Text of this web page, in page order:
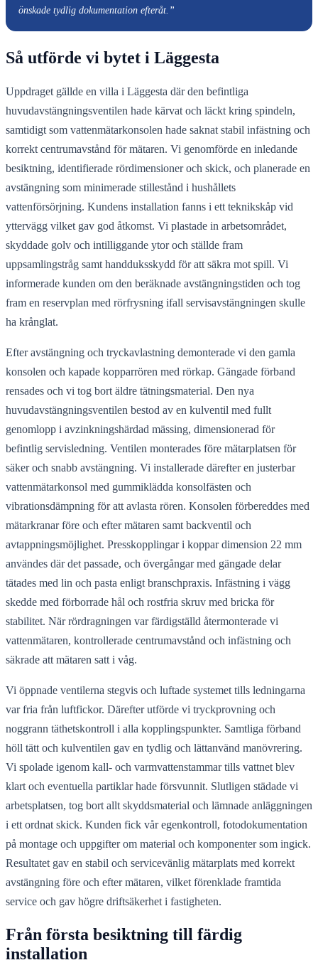
önskade tydlig dokumentation efteråt.”
Så utförde vi bytet i Läggesta
Uppdraget gällde en villa i Läggesta där den befintliga
huvudavstängningsventilen hade kärvat och läckt kring spindeln,
samtidigt som vattenmätarkonsolen hade saknat stabil infästning och
korrekt centrumavstånd för mätaren. Vi genomförde en inledande
besiktning, identifierade rördimensioner och skick, och planerade en
avstängning som minimerade stillestånd i hushållets
vattenförsörjning. Kundens installation fanns i ett teknikskåp vid
yttervägg vilket gav god åtkomst. Vi plastade in arbetsområdet,
skyddade golv och intilliggande ytor och ställde fram
uppsamlingstråg samt handduksskydd för att säkra mot spill. Vi
informerade kunden om den beräknade avstängningstiden och tog
fram en reservplan med rörfrysning ifall servisavstängningen skulle
ha krånglat.
Efter avstängning och tryckavlastning demonterade vi den gamla
konsolen och kapade kopparrören med rörkap. Gängade förband
rensades och vi tog bort äldre tätningsmaterial. Den nya
huvudavstängningsventilen bestod av en kulventil med fullt
genomlopp i avzinkningshärdad mässing, dimensionerad för
befintlig servisledning. Ventilen monterades före mätarplatsen för
säker och snabb avstängning. Vi installerade därefter en justerbar
vattenmätarkonsol med gummiklädda konsolfästen och
vibrationsdämpning för att avlasta rören. Konsolen förbereddes med
mätarkranar före och efter mätaren samt backventil och
avtappningsmöjlighet. Presskopplingar i koppar dimension 22 mm
användes där det passade, och övergångar med gängade delar
tätades med lin och pasta enligt branschpraxis. Infästning i vägg
skedde med förborrade hål och rostfria skruv med bricka för
stabilitet. När rördragningen var färdigställd återmonterade vi
vattenmätaren, kontrollerade centrumavstånd och infästning och
säkrade att mätaren satt i våg.
Vi öppnade ventilerna stegvis och luftade systemet tills ledningarna
var fria från luftfickor. Därefter utförde vi tryckprovning och
noggrann täthetskontroll i alla kopplingspunkter. Samtliga förband
höll tätt och kulventilen gav en tydlig och lättanvänd manövrering.
Vi spolade igenom kall- och varmvattenstammar tills vattnet blev
klart och eventuella partiklar hade försvunnit. Slutligen städade vi
arbetsplatsen, tog bort allt skyddsmaterial och lämnade anläggningen
i ett ordnat skick. Kunden fick vår egenkontroll, fotodokumentation
på montage och uppgifter om material och komponenter som ingick.
Resultatet gav en stabil och servicevänlig mätarplats med korrekt
avstängning före och efter mätaren, vilket förenklade framtida
service och gav högre driftsäkerhet i fastigheten.
Från första besiktning till färdig
installation